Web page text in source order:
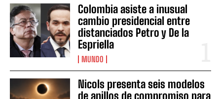
Colombia asiste a inusual
cambio presidencial entre
distanciados Petro y De la
Espriella
MUNDO
Nicols presenta seis modelos
de anillos de compromiso para